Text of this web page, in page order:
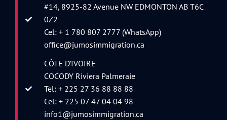
#14, 8925-82 Avenue NW EDMONTON AB T6C
0Z2
Cel: + 1 780 807 2777 (WhatsApp)
office@jumosimmigration.ca
CÔTE D’IVOIRE
COCODY Riviera Palmeraie
Tel: + 225 27 36 88 88 88
Cel: + 225 07 47 04 04 98
info1@jumosimmigration.ca